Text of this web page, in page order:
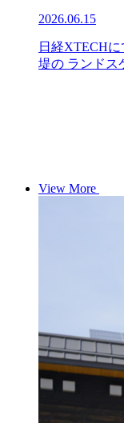
2026.06.15
日経XTECH
堤の ランドス
View More